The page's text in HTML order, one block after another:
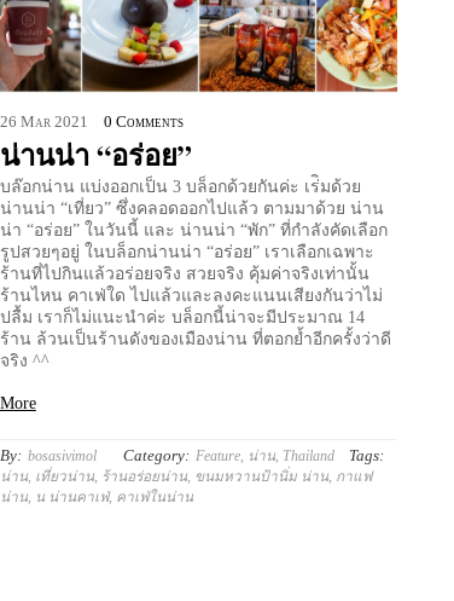
26 Mar 2021 0 Comments
น่านน่า “อร่อย”
บล๊อกน่าน แบ่งออกเป็น 3 บล็อกด้วยกันค่ะ เร่ิมด้วย
น่านน่า “เที่ยว” ซึ่งคลอดออกไปแล้ว ตามมาด้วย น่าน
น่า “อร่อย” ในวันนี้ และ น่านน่า “พัก” ที่กำลังคัดเลือก
รูปสวยๆอยู่ ในบล็อกน่านน่า “อร่อย” เราเลือกเฉพาะ
ร้านที่ไปกินแล้วอร่อยจริง สวยจริง คุ้มค่าจริงเท่านั้น
ร้านไหน คาเฟ่ใด ไปแล้วและลงคะแนนเสียงกันว่าไม่
ปลื้ม เราก็ไม่แนะนำค่ะ บล็อกนี้น่าจะมีประมาณ 14
ร้าน ล้วนเป็นร้านดังของเมืองน่าน ที่ตอกย้ำอีกครั้งว่าดี
จริง ^^
More
By: bosasivimol Category: Feature, น่าน, Thailand Tags:
น่าน, เที่ยวน่าน, ร้านอร่อยน่าน, ขนมหวานป้านิ่ม น่าน, กาแฟ
น่าน, น น่านคาเฟ่, คาเฟ่ในน่าน